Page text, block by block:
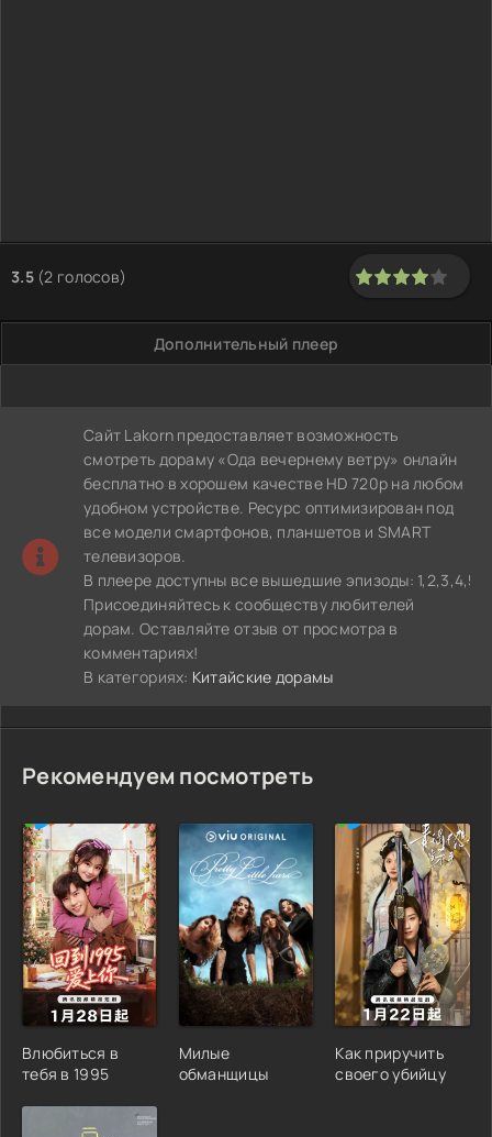
3.5(2 голосов)
Дополнительный плеер
Сайт Lakorn предоставляет возможность
смотреть дораму «Ода вечернему ветру» онлайн
бесплатно в хорошем качестве HD 720p на любом
удобном устройстве. Ресурс оптимизирован под
все модели смартфонов, планшетов и SMART
телевизоров.
В плеере доступны все вышедшие эпизоды:
Присоединяйтесь к сообществу любителей
дорам. Оставляйте отзыв от просмотра в
комментариях!
В категориях: Китайские дорамы
Рекомендуем посмотреть
Влюбиться в
тебя в 1995
Милые
обманщицы
Как приручить
своего убийцу